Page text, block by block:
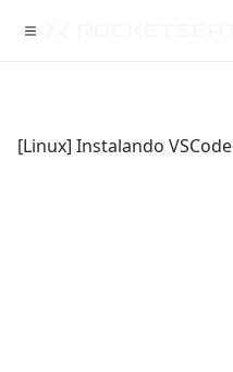
[Linux] Instalando VSCode